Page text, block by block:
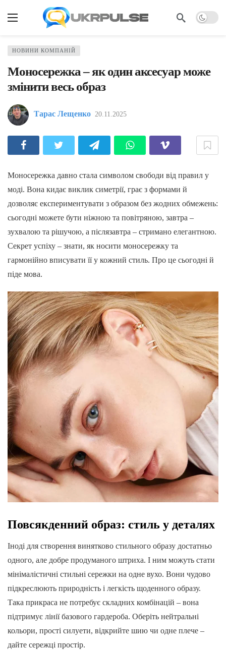
НОВИНИ КОМПАНІЙ
Моносережка – як один аксесуар може
змінити весь образ
Тарас Лещенко 20.11.2025
Моносережка давно стала символом свободи від правил у
моді. Вона кидає виклик симетрії, грає з формами й
дозволяє експериментувати з образом без жодних обмежень:
сьогодні можете бути ніжною та повітряною, завтра –
зухвалою та рішучою, а післязавтра – стримано елегантною.
Секрет успіху – знати, як носити моносережку та
гармонійно вписувати її у кожний стиль. Про це сьогодні й
піде мова.
Повсякденний образ: стиль у деталях
Іноді для створення винятково стильного образу достатньо
одного, але добре продуманого штриха. І ним можуть стати
мінімалістичні стильні сережки на одне вухо. Вони чудово
підкреслюють природність і легкість щоденного образу.
Така прикраса не потребує складних комбінацій – вона
підтримує лінії базового гардероба. Оберіть нейтральні
кольори, прості силуети, відкрийте шию чи одне плече –
дайте сережці простір.